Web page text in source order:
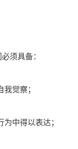
须具备：
觉察；
中得以表达；